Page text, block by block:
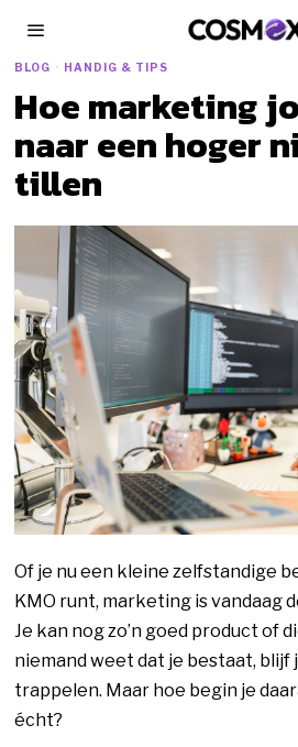
BLOG · HANDIG & TIPS
Hoe marketing
naar een hoger
tillen
Of je nu een kleine zelfstandige
KMO runt, marketing is vandaag
Je kan nog zo’n goed product of
niemand weet dat je bestaat, blijf
trappelen. Maar hoe begin je
écht?